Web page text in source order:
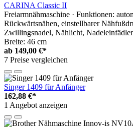
CARINA Classic II
Freiarmnähmaschine · Funktionen:
Rückwärtsnähen, einstellbarer
Zwillingsnadel, Nählicht, Nadeleinfädler
Breite: 46 cm
ab 149,00 €*
7 Preise vergleichen
Singer 1409 für Anfänger
162,88 €*
1 Angebot anzeigen